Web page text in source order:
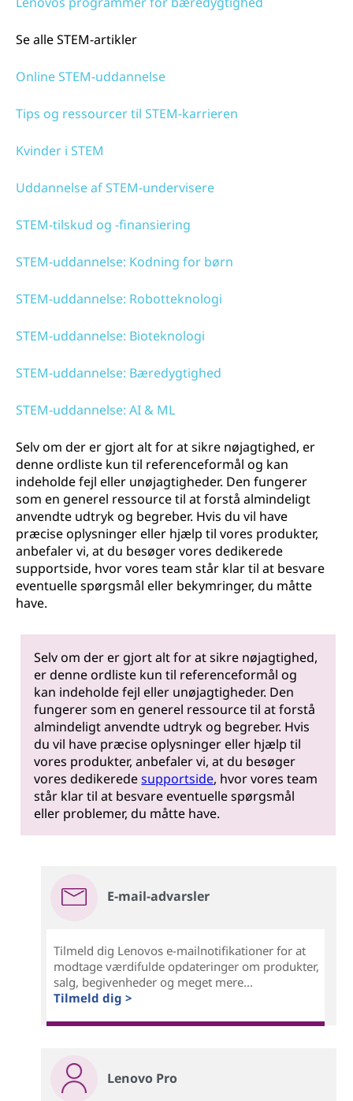
Se alle STEM-artikler
Online STEM-uddannelse
Tips og ressourcer til STEM-karrieren
Kvinder i STEM
Uddannelse af STEM-undervisere
STEM-tilskud og -finansiering
STEM-uddannelse: Kodning for børn
STEM-uddannelse: Robotteknologi
STEM-uddannelse: Bioteknologi
STEM-uddannelse: Bæredygtighed
STEM-uddannelse: AI & ML
Selv om der er gjort alt for at sikre nøjagtighed, er
denne ordliste kun til referenceformål og kan
indeholde fejl eller unøjagtigheder. Den fungerer
som en generel ressource til at forstå almindeligt
anvendte udtryk og begreber. Hvis du vil have
præcise oplysninger eller hjælp til vores produkter,
anbefaler vi, at du besøger vores dedikerede
supportside, hvor vores team står klar til at besvare
eventuelle spørgsmål eller bekymringer, du måtte
have.
Selv om der er gjort alt for at sikre nøjagtighed,
er denne ordliste kun til referenceformål og
kan indeholde fejl eller unøjagtigheder. Den
fungerer som en generel ressource til at forstå
almindeligt anvendte udtryk og begreber. Hvis
du vil have præcise oplysninger eller hjælp til
vores produkter, anbefaler vi, at du besøger
vores dedikeredesupportside, hvor vores team
står klar til at besvare eventuelle spørgsmål
eller problemer, du måtte have.
E-mail-advarsler
Tilmeld dig Lenovos e-mailnotifikationer for at
modtage værdifulde opdateringer om produkter,
salg, begivenheder og meget mere...
Tilmeld dig >
Lenovo Pro